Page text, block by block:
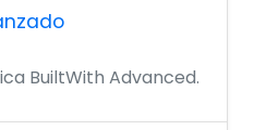
BuiltWith Advanced.